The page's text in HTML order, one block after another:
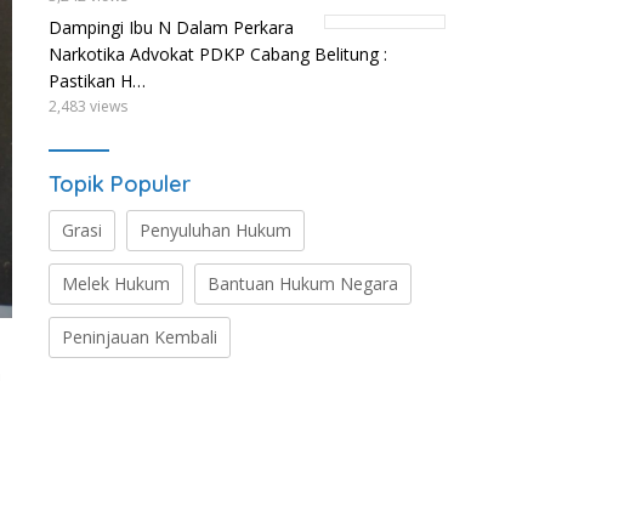
Dampingi Ibu N Dalam Perkara
Narkotika Advokat PDKP Cabang Belitung :
Pastikan H…
2,483 views
Topik Populer
Grasi Penyuluhan Hukum
Melek Hukum Bantuan Hukum Negara
Peninjauan Kembali